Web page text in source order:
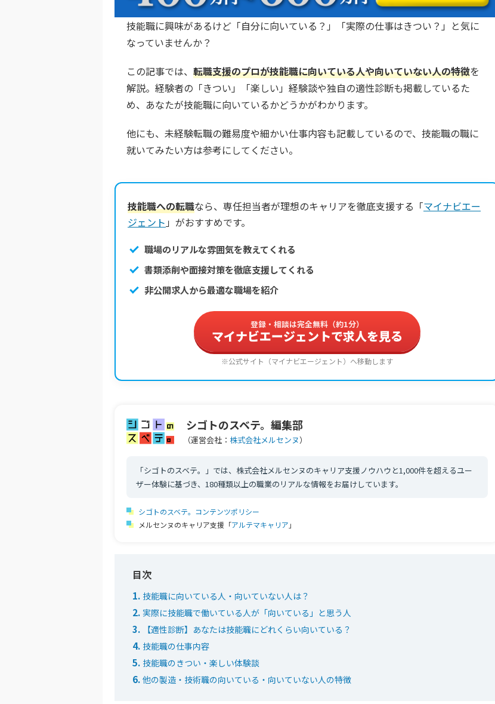
技能職に興味があるけど「自分に向いている？」「実際の仕事はきつい？」と気に
なっていませんか？
この記事では、 転職支援のプロが技能職に向いている人や向いていない人の特徴を
解説。経験者の「きつい」「楽しい」経験談や独自の適性診断も掲載しているた
め、あなたが技能職に向いているかどうかがわかります。
他にも、未経験転職の難易度や細かい仕事内容も記載しているので、技能職の職に
就いてみたい方は参考にしてください。
技能職への転職なら、専任担当者が理想のキャリアを徹底支援する「マイナビエー
ジェント 」がおすすめです。
職場のリアルな雰囲気を教えてくれる
書類添削や面接対策を徹底支援してくれる
非公開求人から最適な職場を紹介
登録・相談は完全無料（約1分）
マイナビエージェントで求人を見る
※公式サイト（マイナビエージェント）へ移動します
シゴトのスベテ。編集部
（運営会社： 株式会社メルセンヌ）
「シゴトのスベテ。」では、株式会社メルセンヌのキャリア支援ノウハウと1,000件を超えるユー
ザー体験に基づき、180種類以上の職業のリアルな情報をお届けしています。
シゴトのスベテ。コンテンツポリシー
メルセンヌのキャリア支援「アルテマキャリア 」
技能職に向いている人・向いていない人は？
実際に技能職で働いている人が「向いている」と思う人
【適性診断】あなたは技能職にどれくらい向いている？
技能職の仕事内容
技能職のきつい・楽しい体験談
他の製造・技術職の向いている・向いていない人の特徴